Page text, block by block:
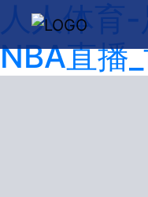
人人体育
NBA直播